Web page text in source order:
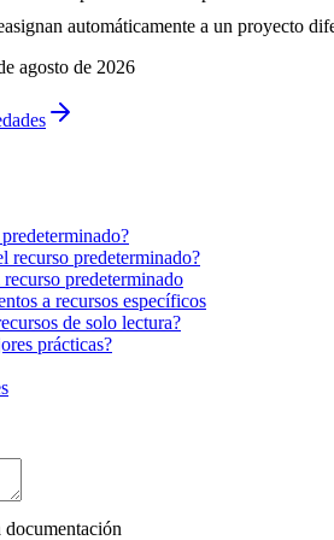
automáticamente a un proyecto
agosto de 2026
recurso predeterminado?
predeterminado
a recursos específicos
de solo lectura?
prácticas?
documentación